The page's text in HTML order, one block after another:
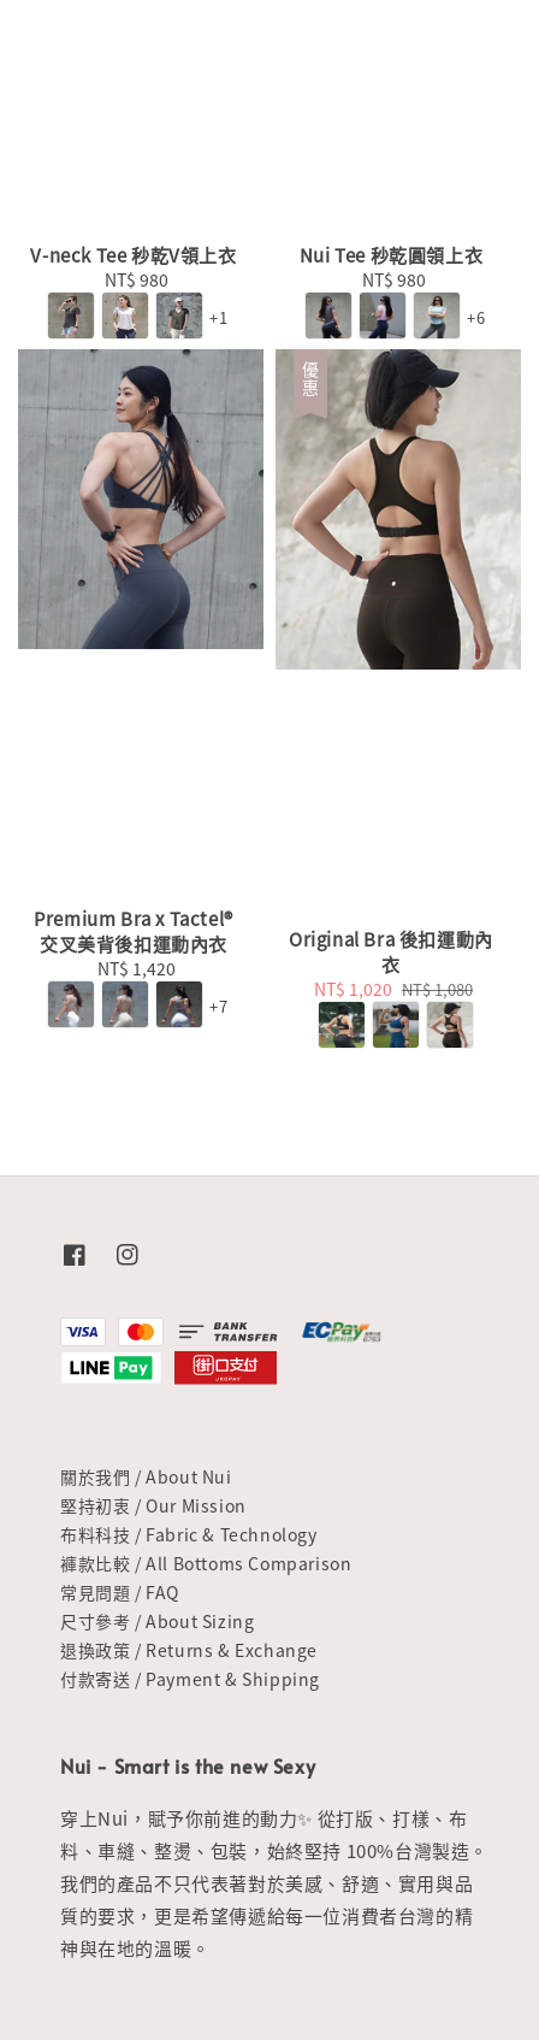
V-neck Tee 秒乾V領上衣
Regular
price
NT$ 980
+1
Nui Tee 秒乾圓領上衣
Regular
price
NT$ 980
+6
Premium Bra x Tactel®
交叉美背後扣運動內衣
Regular
price
NT$ 1,420
+7
優惠
Original Bra 後扣運動內
衣
Sale
price
NT$ 1,020 Regular
price
NT$ 1,080
關於我們 / About Nui
堅持初衷 / Our Mission
布料科技 / Fabric & Technology
褲款比較 / All Bottoms Comparison
常見問題 / FAQ
尺寸參考 / About Sizing
退換政策 / Returns & Exchange
付款寄送 / Payment & Shipping
Nui - Smart is the new Sexy
穿上Nui，賦予你前進的動力✨ 從打版、打樣、布
料、車縫、整燙、包裝，始終堅持 100%台灣製造。
我們的產品不只代表著對於美感、舒適、實用與品
質的要求，更是希望傳遞給每一位消費者台灣的精
神與在地的溫暖。